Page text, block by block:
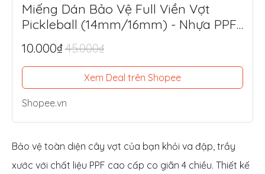
Miếng Dán Bảo Vệ Full Viền Vợt
Pickleball (14mm/16mm) - Nhựa PPF
Mỹ Siêu Dày 8.5mil
10.000₫45.000₫
Xem Deal trên Shopee
Shopee.vn
Bảo vệ toàn diện cây vợt của bạn khỏi va đập, trầy
xước với chất liệu PPF cao cấp co giãn 4 chiều. Thiết kế